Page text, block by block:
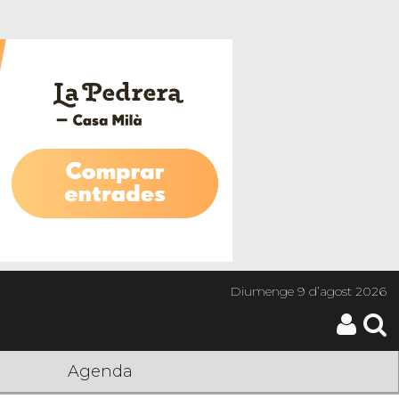
Diumenge9 d’agost 2026
Agenda